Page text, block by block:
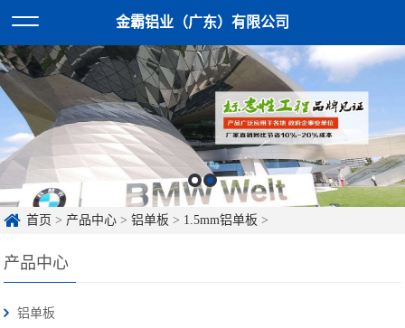
金霸铝业（广东）有限公司
首页 > 产品中心 >铝单板 > 1.5mm铝单板 >
产品中心
铝单板